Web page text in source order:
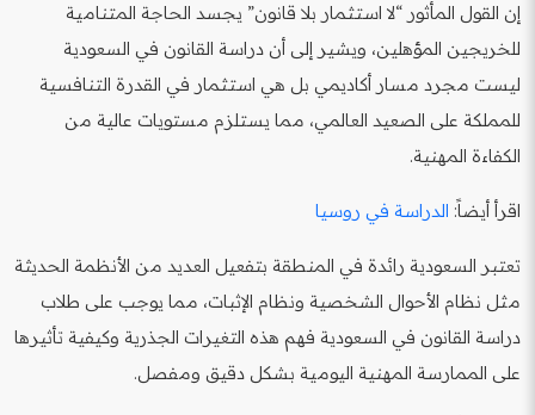
إن القول المأثور “لا استثمار بلا قانون” يجسد الحاجة المتنامية
للخريجين المؤهلين، ويشير إلى أن دراسة القانون في السعودية
ليست مجرد مسار أكاديمي بل هي استثمار في القدرة التنافسية
للمملكة على الصعيد العالمي، مما يستلزم مستويات عالية من
الكفاءة المهنية.
اقرأ أيضاً: الدراسة في روسيا
تعتبر السعودية رائدة في المنطقة بتفعيل العديد من الأنظمة الحديثة
مثل نظام الأحوال الشخصية ونظام الإثبات، مما يوجب على طلاب
دراسة القانون في السعودية فهم هذه التغيرات الجذرية وكيفية تأثيرها
على الممارسة المهنية اليومية بشكل دقيق ومفصل.